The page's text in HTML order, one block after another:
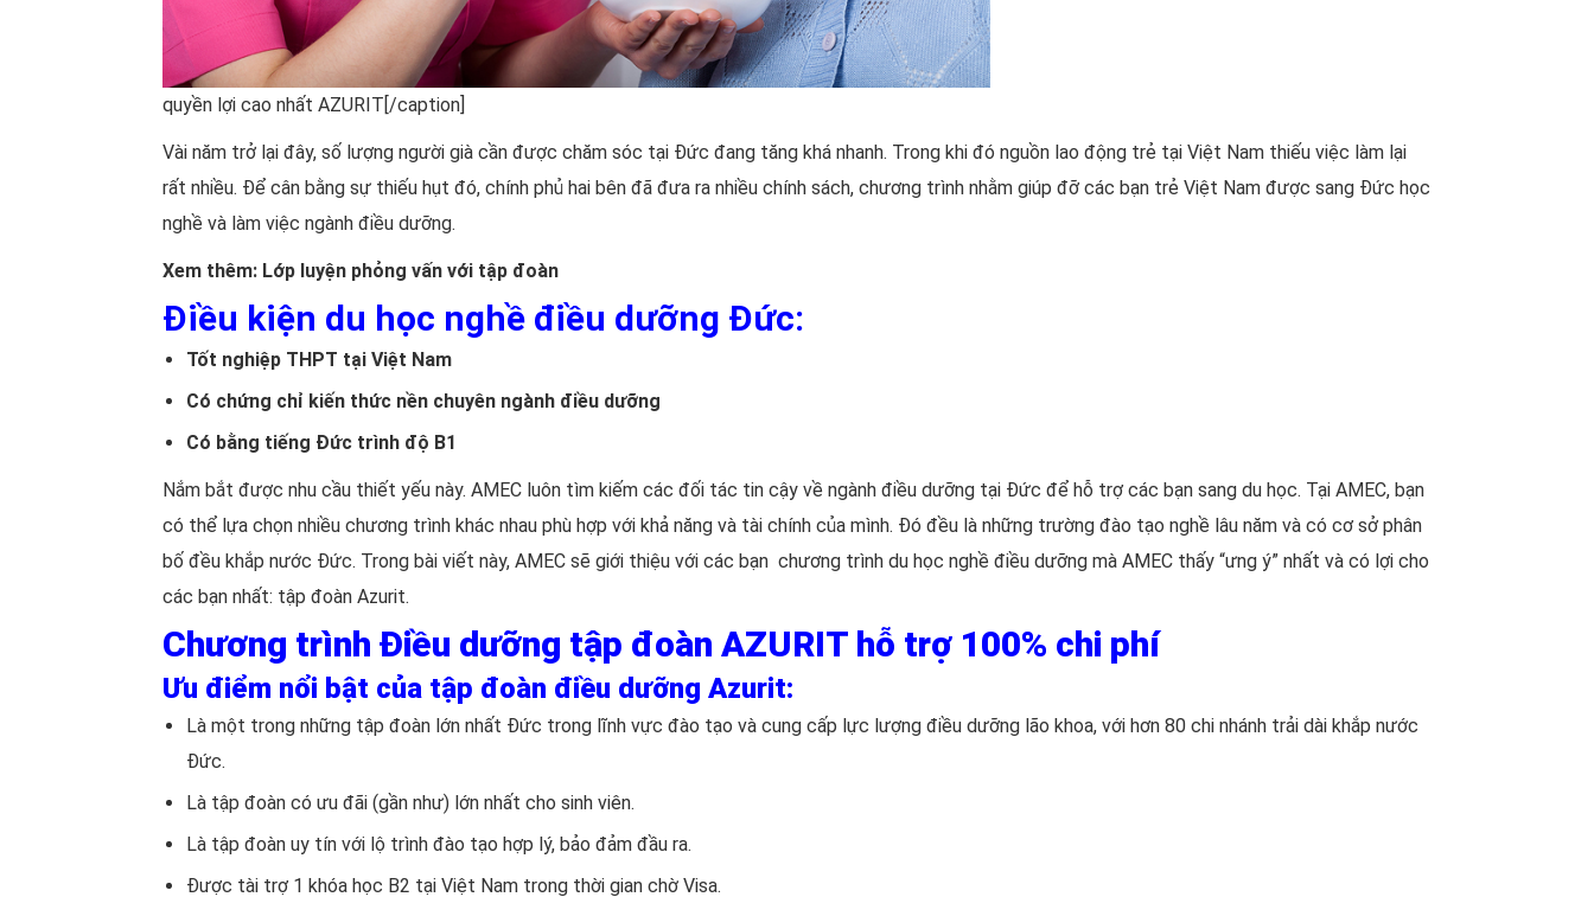
quyền lợi cao nhất AZURIT[/caption]
Vài năm trở lại đây, số lượng người già cần được chăm sóc tại Đức đang tăng khá nhanh. Trong khi đó nguồn lao động trẻ tại Việt Nam thiếu việc làm lại
rất nhiều. Để cân bằng sự thiếu hụt đó, chính phủ hai bên đã đưa ra nhiều chính sách, chương trình nhằm giúp đỡ các bạn trẻ Việt Nam được sang Đức học
nghề và làm việc ngành điều dưỡng.
Xem thêm: Lớp luyện phỏng vấn với tập đoàn
Điều kiện du học nghề điều dưỡng Đức:
Tốt nghiệp THPT tại Việt Nam
Có chứng chỉ kiến thức nền chuyên ngành điều dưỡng
Có bằng tiếng Đức trình độ B1
Nắm bắt được nhu cầu thiết yếu này. AMEC luôn tìm kiếm các đối tác tin cậy về ngành điều dưỡng tại Đức để hỗ trợ các bạn sang du học. Tại AMEC, bạn
có thể lựa chọn nhiều chương trình khác nhau phù hợp với khả năng và tài chính của mình. Đó đều là những trường đào tạo nghề lâu năm và có cơ sở phân
bố đều khắp nước Đức. Trong bài viết này, AMEC sẽ giới thiệu với các bạn chương trình du học nghề điều dưỡng mà AMEC thấy “ưng ý” nhất và có lợi cho
các bạn nhất: tập đoàn Azurit.
Chương trình Điều dưỡng tập đoàn AZURIT hỗ trợ 100% chi phí
Ưu điểm nổi bật của tập đoàn điều dưỡng Azurit:
Là một trong những tập đoàn lớn nhất Đức trong lĩnh vực đào tạo và cung cấp lực lượng điều dưỡng lão khoa, với hơn 80 chi nhánh trải dài khắp nước
Đức.
Là tập đoàn có ưu đãi (gần như) lớn nhất cho sinh viên.
Là tập đoàn uy tín với lộ trình đào tạo hợp lý, bảo đảm đầu ra.
Được tài trợ 1 khóa học B2 tại Việt Nam trong thời gian chờ Visa.